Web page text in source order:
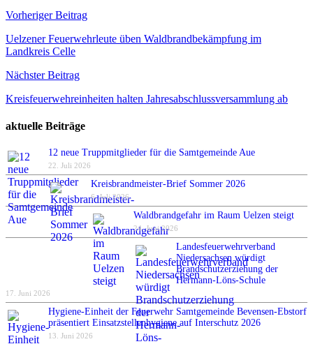
Beitragsnavigation
Vorheriger Beitrag
Uelzener Feuerwehrleute üben Waldbrandbekämpfung im
Landkreis Celle
Nächster Beitrag
Kreisfeuerwehreinheiten halten Jahresabschlussversammlung ab
aktuelle Beiträge
12 neue Truppmitglieder für die Samtgemeinde Aue
22. Juli 2026
Kreisbrandmeister-Brief Sommer 2026
6. Juli 2026
Waldbrandgefahr im Raum Uelzen steigt
24. Juni 2026
Landesfeuerwehrverband
Niedersachsen würdigt
Brandschutzerziehung der
Hermann-Löns-Schule
17. Juni 2026
Hygiene-Einheit der Feuerwehr Samtgemeinde Bevensen-Ebstorf
präsentiert Einsatzstellenhygiene auf Interschutz 2026
13. Juni 2026